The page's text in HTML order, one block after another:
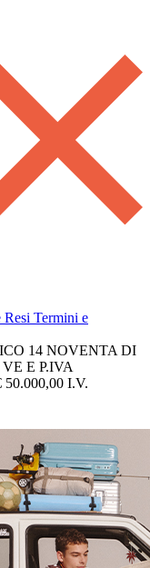
Resi Termini e
14 NOVENTA DI
E P.IVA
I.V.